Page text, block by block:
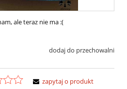
ale teraz nie ma :(
dodaj do przechowalni
zapytaj o produkt